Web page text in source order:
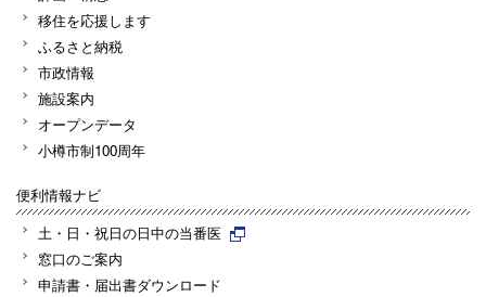
移住を応援します
ふるさと納税
市政情報
施設案内
オープンデータ
小樽市制100周年
便利情報ナビ
土・日・祝日の日中の当番医
窓口のご案内
申請書・届出書ダウンロード